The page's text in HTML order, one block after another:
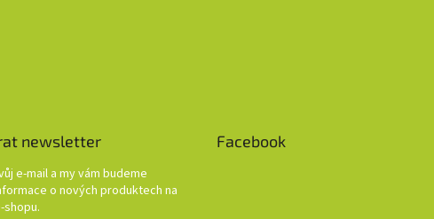
newsletter
e-mail a my vám budeme
o nových produktech na
shopu.
Facebook